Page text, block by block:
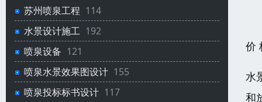
苏州喷泉工程 114
水景设计施工 192
喷泉设备 121
喷泉水景效果图设计 155
喷泉投标标书设计 117
价
水
和